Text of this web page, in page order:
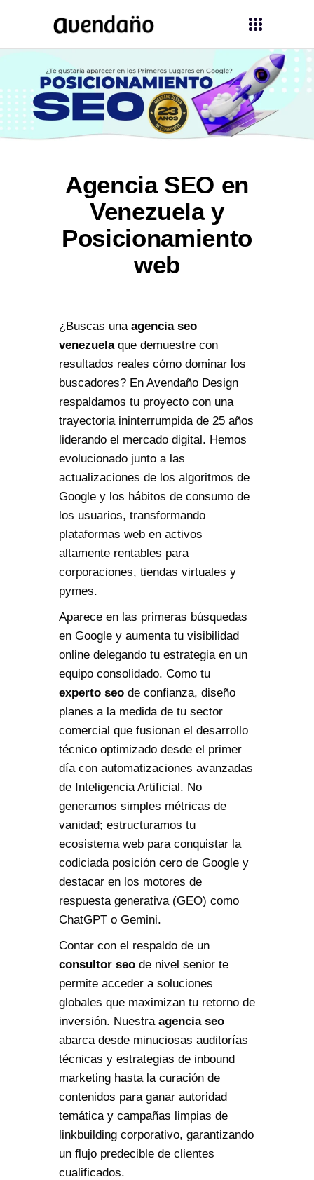
Agencia SEO en
Venezuela y
Posicionamiento
web
¿Buscas una agencia seo
venezuelaque demuestre con
resultados reales cómo dominar los
buscadores? En Avendaño Design
respaldamos tu proyecto con una
trayectoria ininterrumpida de 25 años
liderando el mercado digital. Hemos
evolucionado junto a las
actualizaciones de los algoritmos de
Google y los hábitos de consumo de
los usuarios, transformando
plataformas web en activos
altamente rentables para
corporaciones, tiendas virtuales y
pymes.
Aparece en las primeras búsquedas
en Google y aumenta tu visibilidad
online delegando tu estrategia en un
equipo consolidado. Como tu
experto seo de confianza, diseño
planes a la medida de tu sector
comercial que fusionan el desarrollo
técnico optimizado desde el primer
día con automatizaciones avanzadas
de Inteligencia Artificial. No
generamos simples métricas de
vanidad; estructuramos tu
ecosistema web para conquistar la
codiciada posición cero de Google y
destacar en los motores de
respuesta generativa (GEO) como
ChatGPT o Gemini.
Contar con el respaldo de un
consultor seo de nivel senior te
permite acceder a soluciones
globales que maximizan tu retorno de
inversión. Nuestra agencia seo
abarca desde minuciosas auditorías
técnicas y estrategias de inbound
marketing hasta la curación de
contenidos para ganar autoridad
temática y campañas limpias de
linkbuilding corporativo, garantizando
un flujo predecible de clientes
cualificados.